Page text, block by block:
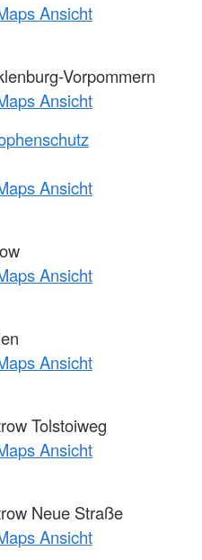
Ansicht
Vorpommern
Ansicht
Ansicht
Ansicht
Ansicht
Tolstoiweg
Ansicht
Neue Straße
Ansicht